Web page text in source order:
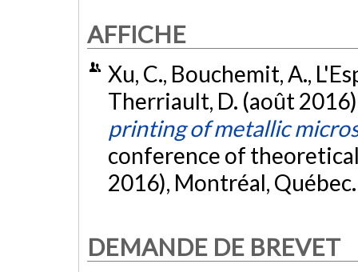
AFFICHE
Xu, C., Bouchemit, A.,
Therriault, D. (août
printing of metallic
conference of
2016), Montréal,
DEMANDE DE BREVET